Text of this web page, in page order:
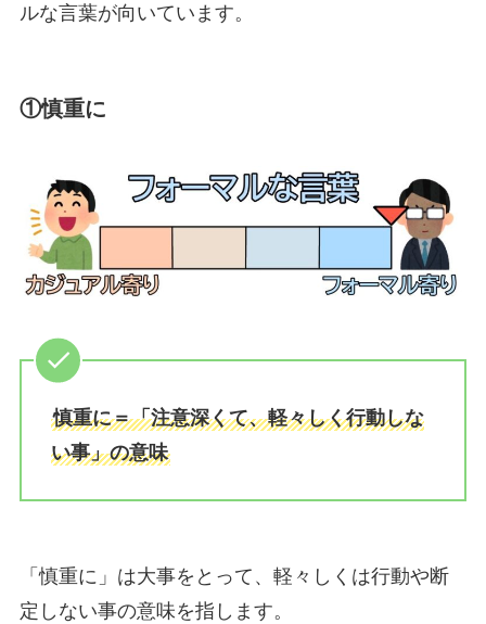
ルな言葉が向いています。
①慎重に
慎重に＝「注意深くて、軽々しく行動しな
い事」の意味
「慎重に」は大事をとって、軽々しくは行動や断
定しない事の意味を指します。